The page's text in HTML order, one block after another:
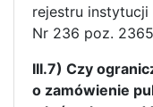
rejestru
Nr 236 poz.
III.7) Czy
o zamówienie